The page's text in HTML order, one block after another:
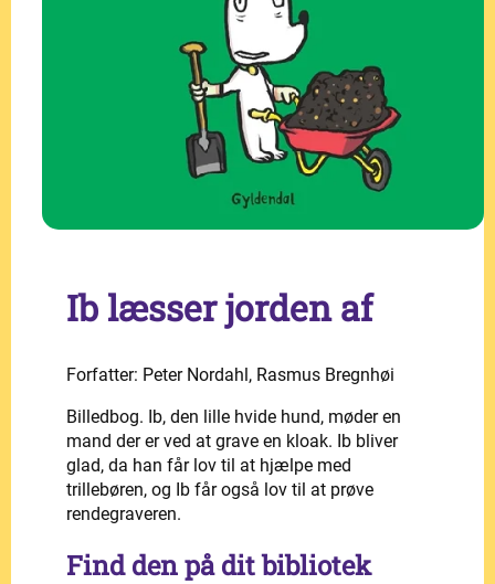
Ib læsser jorden af
Forfatter: Peter Nordahl, Rasmus Bregnhøi
Billedbog. Ib, den lille hvide hund, møder en
mand der er ved at grave en kloak. Ib bliver
glad, da han får lov til at hjælpe med
trillebøren, og Ib får også lov til at prøve
rendegraveren.
Find den på dit bibliotek